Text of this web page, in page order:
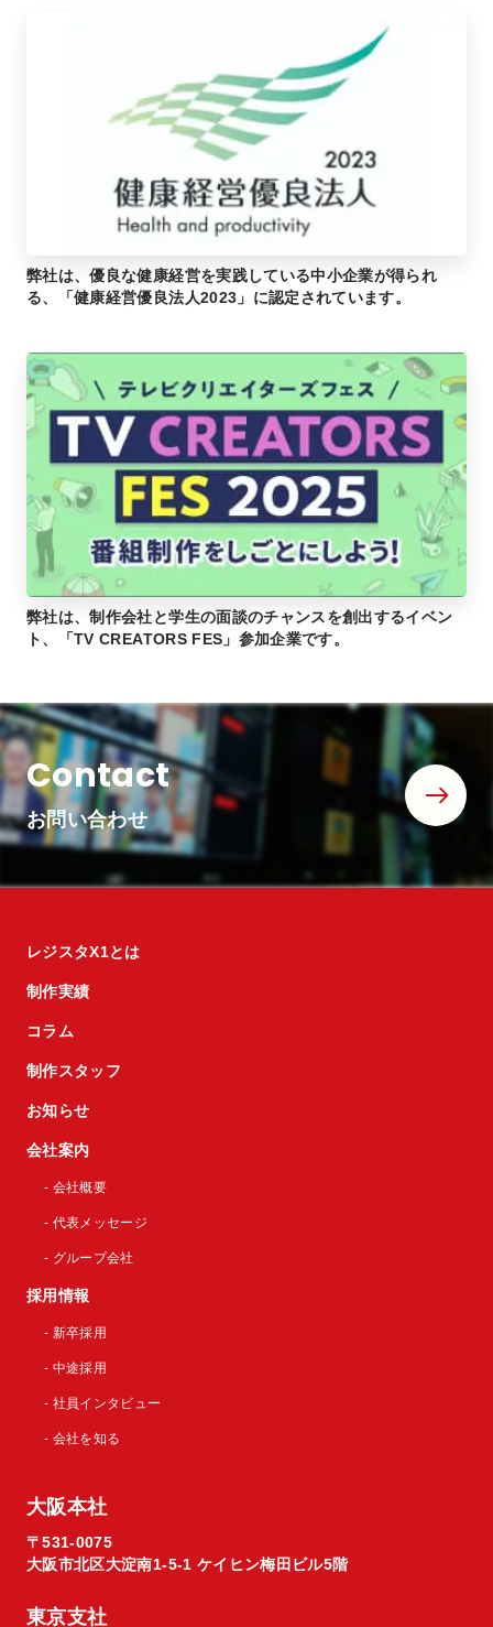
弊社は、優良な健康経営を実践している中小企業が得られ
る、「健康経営優良法人2023」に認定されています。
弊社は、制作会社と学生の面談のチャンスを創出するイベン
ト、「TV CREATORS FES」参加企業です。
Contact
お問い合わせ
レジスタX1とは
制作実績
コラム
制作スタッフ
お知らせ
会社案内
- 会社概要
- 代表メッセージ
- グループ会社
採用情報
- 新卒採用
- 中途採用
- 社員インタビュー
- 会社を知る
大阪本社
〒531-0075
大阪市北区大淀南1-5-1 ケイヒン梅田ビル5階
東京支社